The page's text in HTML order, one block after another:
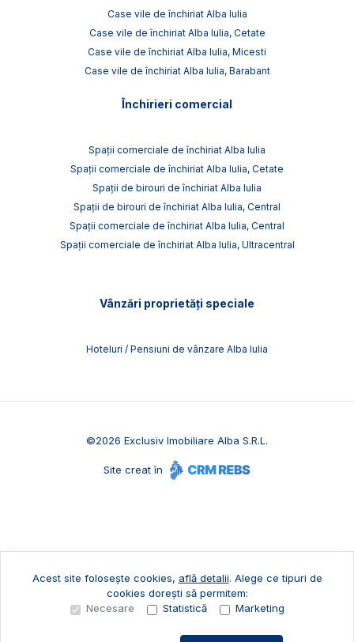
Case vile de închiriat Alba Iulia
Case vile de închiriat Alba Iulia, Cetate
Case vile de închiriat Alba Iulia, Micesti
Case vile de închiriat Alba Iulia, Barabant
Închirieri comercial
Spații comerciale de închiriat Alba Iulia
Spații comerciale de închiriat Alba Iulia, Cetate
Spații de birouri de închiriat Alba Iulia
Spații de birouri de închiriat Alba Iulia, Central
Spații comerciale de închiriat Alba Iulia, Central
Spații comerciale de închiriat Alba Iulia, Ultracentral
Vânzări proprietăți speciale
Hoteluri / Pensiuni de vânzare Alba Iulia
©2026 Exclusiv Imobiliare Alba S.R.L.
Site creat în
Acest site folosește cookies, află detalii. Alege ce tipuri de
cookies dorești să permitem:
Necesare
Statistică Marketing